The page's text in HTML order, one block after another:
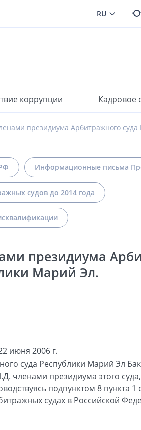
RU
коррупции Кадровое
президиума Арбитражного
Информационные письма
судов до 2014 года
президиума
Марий Эл.
июня 2006 г.
суда Республики Марий Эл
членами президиума этого
подпунктом 8 пункта 1
судах в Российской